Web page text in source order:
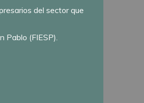
del sector que
Pablo (FIESP).